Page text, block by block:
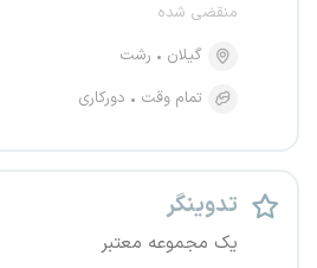
منقضی شده
گیلان
رشت
تمام وقت
دورکاری
تدوینگر
یک مجموعه معتبر